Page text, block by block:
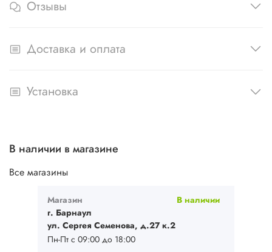
Отзывы
Доставка и оплата
Установка
В наличии в магазине
Все магазины
Магазин
В наличии
г. Барнаул
ул. Сергея Семенова, д.27 к.2
Пн-Пт с 09:00 до 18:00